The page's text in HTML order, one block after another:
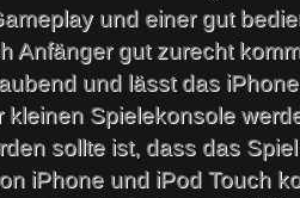
und einer gut
Anfänger gut zurecht
und lässt das
kleinen Spielekonsole
sollte ist, dass das
iPhone und iPod Touch